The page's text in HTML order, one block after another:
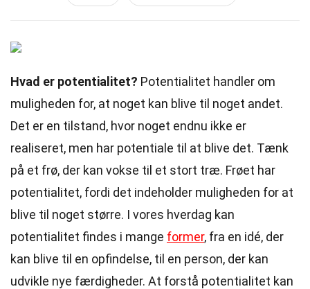
Hvad er potentialitet? Potentialitet handler om
muligheden for, at noget kan blive til noget andet.
Det er en tilstand, hvor noget endnu ikke er
realiseret, men har potentiale til at blive det. Tænk
på et frø, der kan vokse til et stort træ. Frøet har
potentialitet, fordi det indeholder muligheden for at
blive til noget større. I vores hverdag kan
potentialitet findes i mange former, fra en idé, der
kan blive til en opfindelse, til en person, der kan
udvikle nye færdigheder. At forstå potentialitet kan